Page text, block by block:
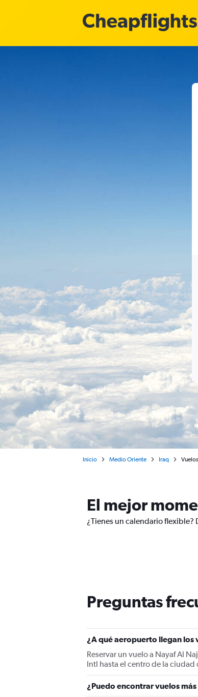
Inicio Medio Oriente Iraq
El mejor
¿Tienes un calendario
Preguntas
¿A qué aeropuerto llegan los
Reservar un vuelo a Nayaf Al
Intl hasta el centro de la
¿Puedo encontrar vuelos